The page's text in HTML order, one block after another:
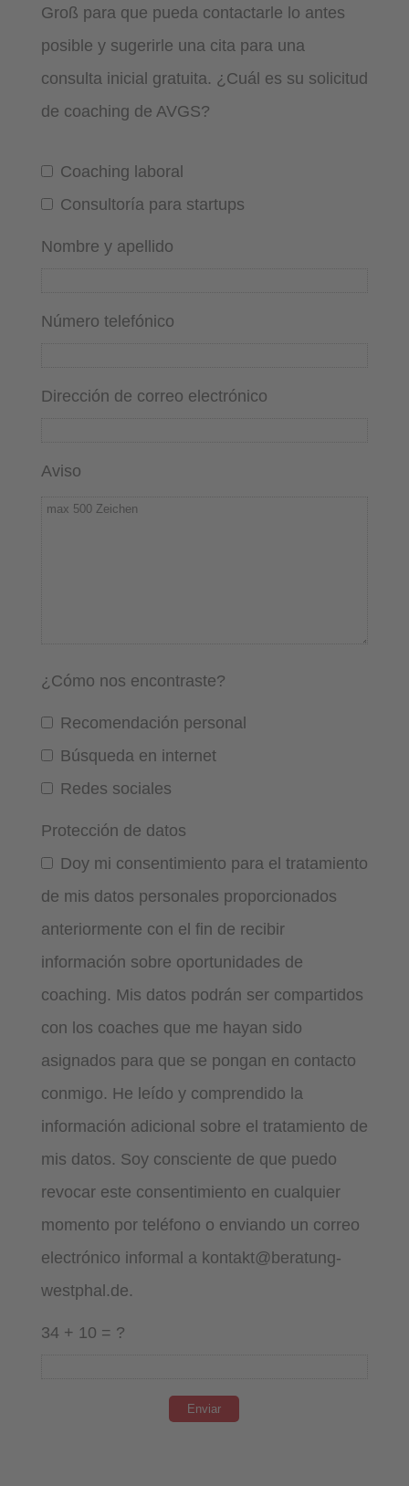
Groß para que pueda contactarle lo antes
posible y sugerirle una cita para una
consulta inicial gratuita. ¿Cuál es su solicitud
de coaching de AVGS?
Coaching laboral
Consultoría para startups
Nombre y apellido
Número telefónico
Dirección de correo electrónico
Aviso
¿Cómo nos encontraste?
Recomendación personal
Búsqueda en internet
Redes sociales
Protección de datos
Doy mi consentimiento para el tratamiento
de mis datos personales proporcionados
anteriormente con el fin de recibir
información sobre oportunidades de
coaching. Mis datos podrán ser compartidos
con los coaches que me hayan sido
asignados para que se pongan en contacto
conmigo. He leído y comprendido la
información adicional sobre el tratamiento de
mis datos. Soy consciente de que puedo
revocar este consentimiento en cualquier
momento por teléfono o enviando un correo
electrónico informal a kontakt@beratung-
westphal.de.
34 + 10 = ?